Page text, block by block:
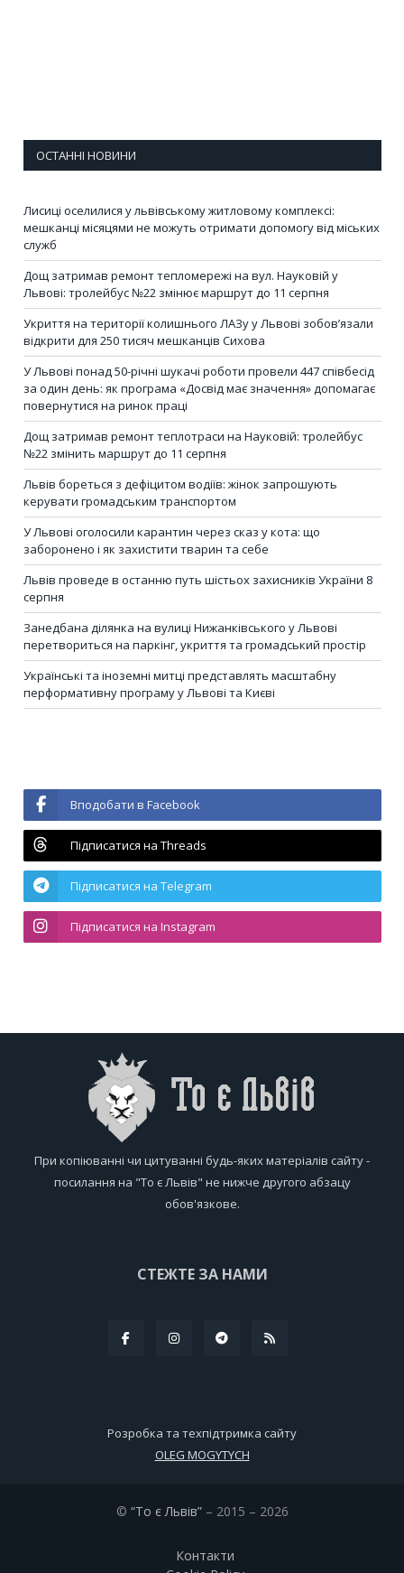
ОСТАННІ НОВИНИ
Лисиці оселилися у львівському житловому комплексі:
мешканці місяцями не можуть отримати допомогу від міських
служб
Дощ затримав ремонт тепломережі на вул. Науковій у
Львові: тролейбус №22 змінює маршрут до 11 серпня
Укриття на території колишнього ЛАЗу у Львові зобов’язали
відкрити для 250 тисяч мешканців Сихова
У Львові понад 50-річні шукачі роботи провели 447 співбесід
за один день: як програма «Досвід має значення» допомагає
повернутися на ринок праці
Дощ затримав ремонт теплотраси на Науковій: тролейбус
№22 змінить маршрут до 11 серпня
Львів бореться з дефіцитом водіїв: жінок запрошують
керувати громадським транспортом
У Львові оголосили карантин через сказ у кота: що
заборонено і як захистити тварин та себе
Львів проведе в останню путь шістьох захисників України 8
серпня
Занедбана ділянка на вулиці Нижанківського у Львові
перетвориться на паркінг, укриття та громадський простір
Українські та іноземні митці представлять масштабну
перформативну програму у Львові та Києві
Вподобати в Facebook
Підписатися на Threads
Підписатися на Telegram
Підписатися на Instagram
При копіюванні чи цитуванні будь-яких матеріалів сайту -
посилання на "То є Львів" не нижче другого абзацу
обов'язкове.
СТЕЖТЕ ЗА НАМИ
Розробка та техпідтримка сайту
OLEG MOGYTYCH
© “То є Львів”– 2015 – 2026
Контакти